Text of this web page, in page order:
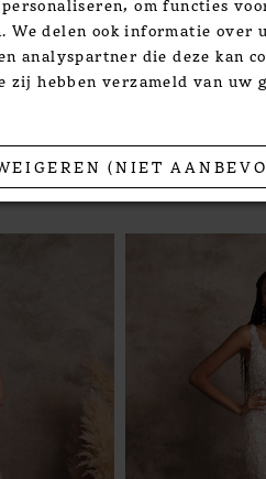
We delen ook informatie over
analyspartner die deze kan
hebben verzameld van uw
(NIET